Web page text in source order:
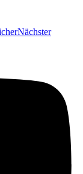
Nächster